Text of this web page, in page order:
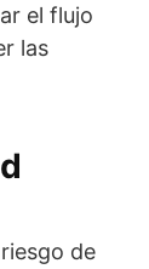
el flujo
las
de